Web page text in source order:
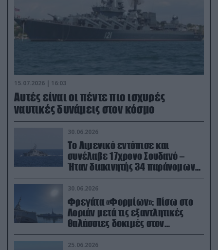
15.07.2026 | 16:03
Aυτές είναι οι πέντε πιο ισχυρές
ναυτικές δυνάμεις στον κόσμο
30.06.2026
Το Λιμενικό εντόπισε και
συνέλαβε 17χρονο Σουδανό –
Ήταν διακινητής 34 παράνομων
μεταναστών
30.06.2026
Φρεγάτα «Φορμίων»: Πίσω στο
Λοριάν μετά τις εξαντλητικές
θαλάσσιες δοκιμές στον
απαιτητικό Βισκαϊκό
25.06.2026